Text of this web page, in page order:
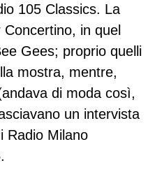
105 Classics. La
in quel
Gees; proprio quelli
mostra, mentre,
di moda così,
un intervista
Radio Milano